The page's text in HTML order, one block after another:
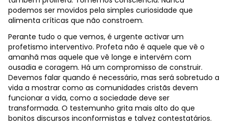
podemos ser movidos pela simples curiosidade que
alimenta críticas que não constroem.
Perante tudo o que vemos, é urgente activar um
profetismo interventivo. Profeta não é aquele que vê o
amanhã mas aquele que vê longe e intervém com
ousadia e coragem. Há um compromisso de construir.
Devemos falar quando é necessário, mas será sobretudo a
vida a mostrar como as comunidades cristãs devem
funcionar a vida, como a sociedade deve ser
transformada. O testemunho grita mais alto do que
bonitos discursos inconformistas e talvez contestatários.